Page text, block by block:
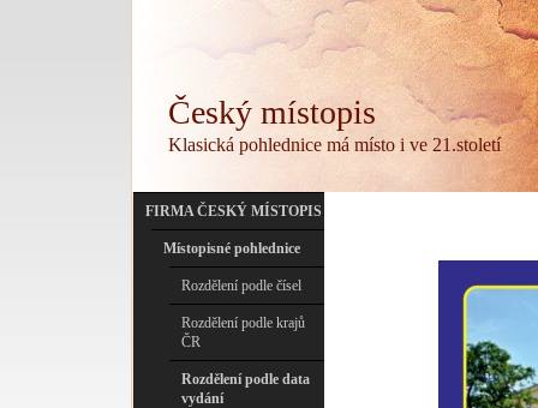
Český místopis
Klasická pohlednice má místo i ve 21.století
FIRMA ČESKÝ MÍSTOPIS
Místopisné pohlednice
Rozdělení podle čísel
Rozdělení podle krajů
ČR
Rozdělení podle data
vydání